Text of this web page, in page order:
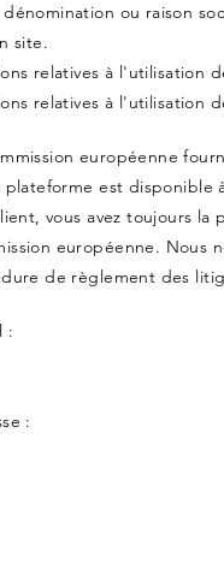
dénomination ou raison
site.
relatives à l'utilisation
relatives à l'utilisation
européenne
est disponible
vous avez toujours
européenne. Nous
de règlement des
:
: